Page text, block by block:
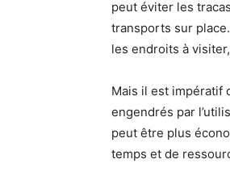
peut éviter les
transports sur
les endroits à
Mais il est impératif
engendrés par
peut être plus
temps et de